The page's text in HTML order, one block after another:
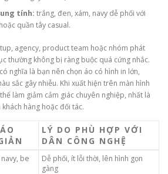
tính: trắng, đen, xám, navy dễ phối với
quần tây casual.
agency, product team hoặc nhóm phát
thường không bị ràng buộc quá cứng nhắc.
nghĩa là bạn nên chọn áo có hình in lớn,
sắc gây nhiễu. Khi xuất hiện trên màn hình
làm giảm cảm giác chuyên nghiệp, nhất là
hàng hoặc đối tác.
LÝ DO PHÙ HỢP VỚI
DÂN CÔNG NGHỆ
be
Dễ phối, ít lỗi thời, lên hình gọn
gàng